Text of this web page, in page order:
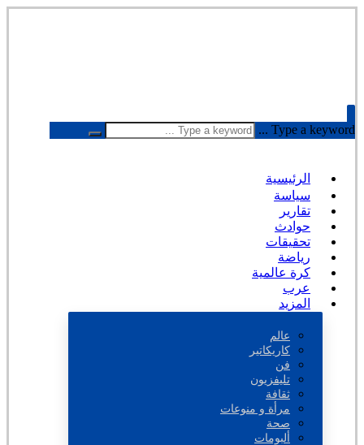
Type a keyword ...
الرئيسية
سياسة
تقارير
حوادث
تحقيقات
رياضة
كرة عالمية
عرب
المزيد
عالم
كاريكاتير
فن
تليفزيون
ثقافة
مرأة و منوعات
صحة
ألبومات